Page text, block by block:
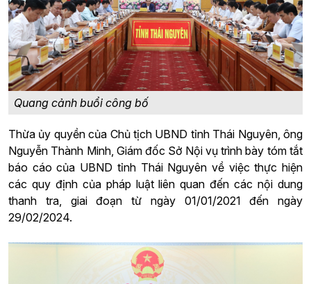
Quang cảnh buổi công bố
Thừa ủy quyền của Chủ tịch UBND tỉnh Thái Nguyên, ông
Nguyễn Thành Minh, Giám đốc Sở Nội vụ trình bày tóm tắt
báo cáo của UBND tỉnh Thái Nguyên về việc thực hiện
các quy định của pháp luật liên quan đến các nội dung
thanh tra, giai đoạn từ ngày 01/01/2021 đến ngày
29/02/2024.